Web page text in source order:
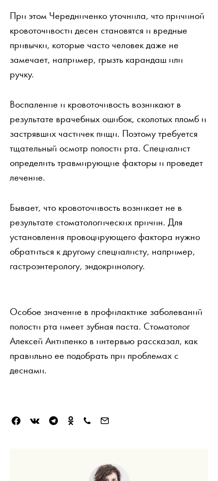
При этом Чередниченко уточнила, что причиной
кровоточивости десен становятся и вредные
привычки, которые часто человек даже не
замечает, например, грызть карандаш или
ручку.
Воспаление и кровоточивость возникают в
результате врачебных ошибок, сколотых пломб и
застрявших частичек пищи. Поэтому требуется
тщательный осмотр полости рта. Специалист
определить травмирующие факторы и проведет
лечение.
Бывает, что кровоточивость возникает не в
результате стоматологических причин. Для
установления провоцирующего фактора нужно
обратиться к другому специалисту, например,
гастроэнтерологу, эндокринологу.
Особое значение в профилактике заболеваний
полости рта имеет зубная паста. Стоматолог
Алексей Антипенко в интервью рассказал, как
правильно ее подобрать при проблемах с
деснами.